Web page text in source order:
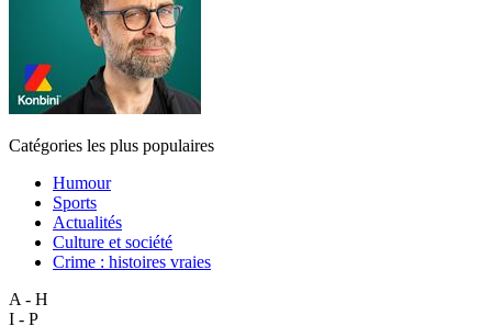
Catégories les plus populaires
Humour
Sports
Actualités
Culture et société
Crime : histoires vraies
A - H
I - P